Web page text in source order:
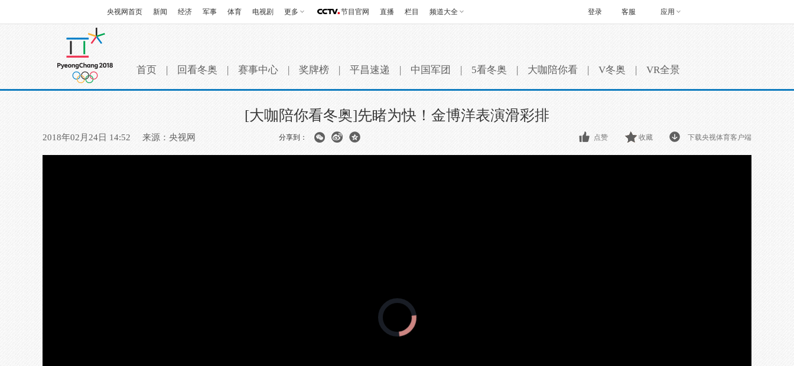
央视网首页 新闻 经济 军事 体育 电视剧 更多 节目官网 直播 栏目 频道大全 客服 应用
登录
首页 | 回看冬奥 | 赛事中心 | 奖牌榜 | 平昌速递 | 中国军团 | 5看冬奥 | 大咖陪你看 | V冬奥 | VR全景
[大咖陪你看冬奥]先睹为快！金博洋表演滑彩排
2018年02月24日 14:52 来源：央视网 分享到： 下载央视体育客户端
收藏
点赞
在
加